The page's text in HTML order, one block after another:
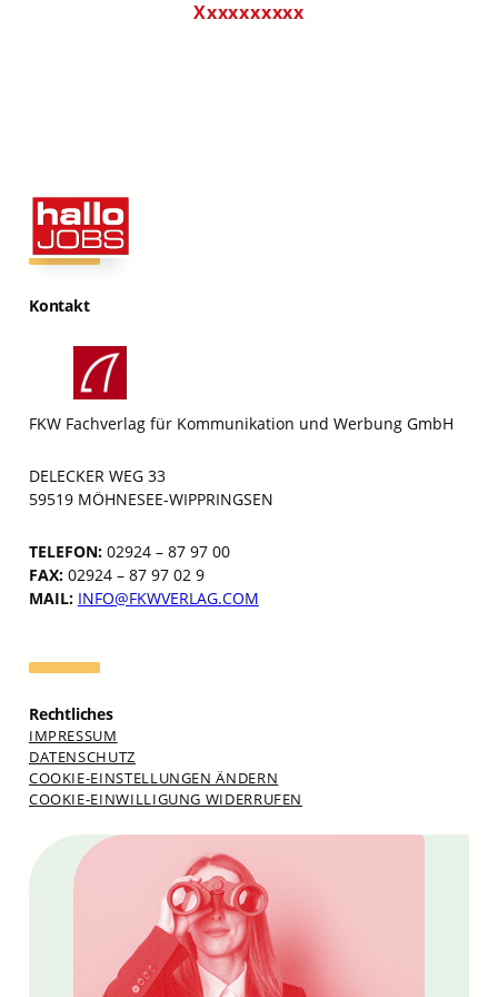
Xxxxxxxxxx
Kontakt
FKW Fachverlag für Kommunikation und Werbung GmbH
DELECKER WEG 33
59519 MÖHNESEE-WIPPRINGSEN
TELEFON:02924 – 87 97 00
FAX:02924 – 87 97 02 9
MAIL: INFO@FKWVERLAG.COM
Rechtliches
IMPRESSUM
DATENSCHUTZ
COOKIE-EINSTELLUNGEN ÄNDERN
COOKIE-EINWILLIGUNG WIDERRUFEN